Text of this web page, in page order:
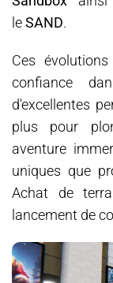
leSAND.
Ces
confiance
d'excellentes
plus pour
aventure
uniques que
Achat de
lancement de